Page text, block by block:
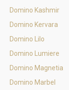
Domino Kashmir
Domino Kervara
Domino Lilo
Domino Lumiere
Domino Magnetia
Domino Marbel